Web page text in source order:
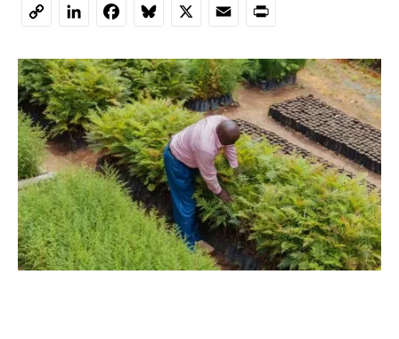
CopyLinkedInFacebookBluesky
X EmailPrint